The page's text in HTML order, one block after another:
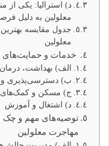
د) استرالیا: یکی از
معلولین به دلیل
جدول مقایسه
معلولین
خدمات و حمایت‌های
الف) بهداشت،
ب) دسترسی‌پذیری
ج) مسکن و کمک‌های
د) اشتغال و آموزش
توصیه‌های مهم و چک
مهاجرت معلولین